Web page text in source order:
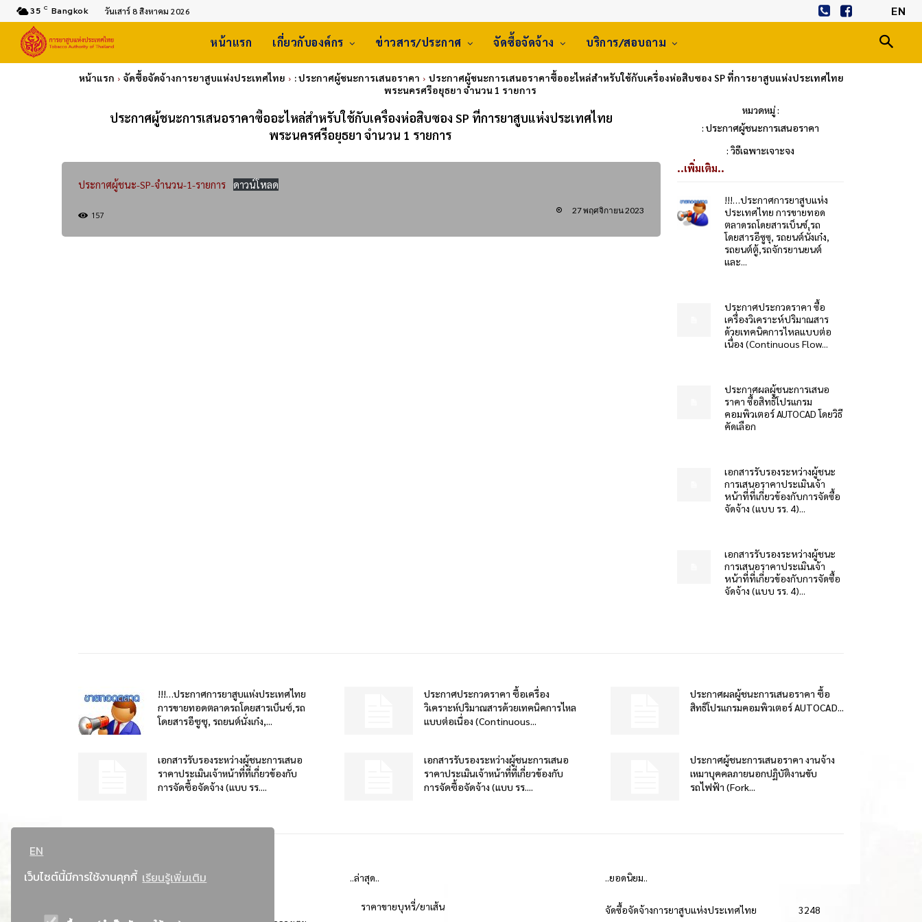
EN
เว็บไซต์นี้มีการใช้งานคุกกี้ เรียนรู้เพิ่มเติม
35 C Bangkok วันเสาร์ 8 สิงหาคม 2026 EN
หน้าแรก เกี่ยวกับองค์กร ข่าวสาร/ประกาศ จัดซื้อจัดจ้าง บริการ/สอบถาม
หน้าแรก จัดซื้อจัดจ้างการยาสูบแห่งประเทศไทย : ประกาศผู้ชนะการเสนอราคา
ประกาศผู้ชนะการเสนอราคาซื้ออะไหล่สำหรับใช้กับเครื่องห่อสิบซอง SP ที่การยาสูบแห่งประเทศไทย
พระนครศรีอยุธยา จำนวน 1 รายการ
ประกาศผู้ชนะการเสนอราคาซื้ออะไหล่สำหรับใช้กับเครื่องห่อสิบซอง SP ที่การยาสูบแห่งประเทศไทย
พระนครศรีอยุธยา จำนวน 1 รายการ
หมวดหมู่ :
: ประกาศผู้ชนะการเสนอราคา
: วิธีเฉพาะเจาะจง
ประกาศผู้ชนะ-SP-จำนวน-1-รายการ ดาวน์โหลด
157 27 พฤศจิกายน 2023
..เพิ่มเติม..
!!!…ประกาศการยาสูบแห่ง
ประเทศไทย การขายทอด
ตลาดรถโดยสารเบ็นซ์,รถ
โดยสารอีซูซุ, รถยนต์นั่งเก๋ง,
รถยนต์ตู้,รถจักรยานยนต์
และ...
ประกาศประกวดราคา ซื้อ
เครื่องวิเคราะห์ปริมาณสาร
ด้วยเทคนิคการไหลแบบต่อ
เนื่อง (Continuous Flow...
ประกาศผลผู้ชนะการเสนอ
ราคา ซื้อสิทธิโปรแกรม
คอมพิวเตอร์ AUTOCAD โดยวิธี
คัดเลือก
เอกสารรับรองระหว่างผู้ชนะ
การเสนอราคาประเมินเจ้า
หน้าที่ที่เกี่ยวข้องกับการจัดซื้อ
จัดจ้าง (แบบ รร. 4)...
เอกสารรับรองระหว่างผู้ชนะ
การเสนอราคาประเมินเจ้า
หน้าที่ที่เกี่ยวข้องกับการจัดซื้อ
จัดจ้าง (แบบ รร. 4)...
!!!…ประกาศการยาสูบแห่งประเทศไทย
การขายทอดตลาดรถโดยสารเบ็นซ์,รถ
โดยสารอีซูซุ, รถยนต์นั่งเก๋ง,...
ประกาศประกวดราคา ซื้อเครื่อง
วิเคราะห์ปริมาณสารด้วยเทคนิคการไหล
แบบต่อเนื่อง (Continuous...
ประกาศผลผู้ชนะการเสนอราคา ซื้อ
สิทธิโปรแกรมคอมพิวเตอร์ AUTOCAD...
เอกสารรับรองระหว่างผู้ชนะการเสนอ
ราคาประเมินเจ้าหน้าที่ที่เกี่ยวข้องกับ
การจัดซื้อจัดจ้าง (แบบ รร....
เอกสารรับรองระหว่างผู้ชนะการเสนอ
ราคาประเมินเจ้าหน้าที่ที่เกี่ยวข้องกับ
การจัดซื้อจัดจ้าง (แบบ รร....
ประกาศผู้ชนะการเสนอราคา งานจ้าง
เหมาบุคคลภายนอกปฏิบัติงานขับ
รถไฟฟ้า (Fork...
..ล่าสุด..
ราคาขายบุหรี่/ยาเส้น
..ยอดนิยม..
จัดซื้อจัดจ้างการยาสูบแห่งประเทศไทย 3248